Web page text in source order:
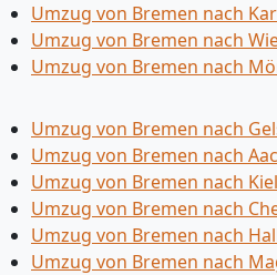
Umzug von Bremen nach
Umzug von Bremen nach
Umzug von Bremen nach
Umzug von Bremen nach
Umzug von Bremen nach
Umzug von Bremen nach Kiel
Umzug von Bremen nach
Umzug von Bremen nach
Umzug von Bremen nach